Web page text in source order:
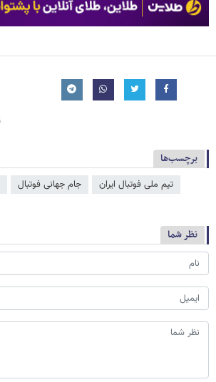
برچسب‌ها
تیم ملی فوتبال ایران جام جهانی فوتبال
نظر شما